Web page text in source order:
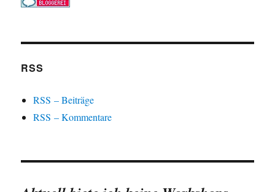
RSS
RSS – Beiträge
RSS – Kommentare